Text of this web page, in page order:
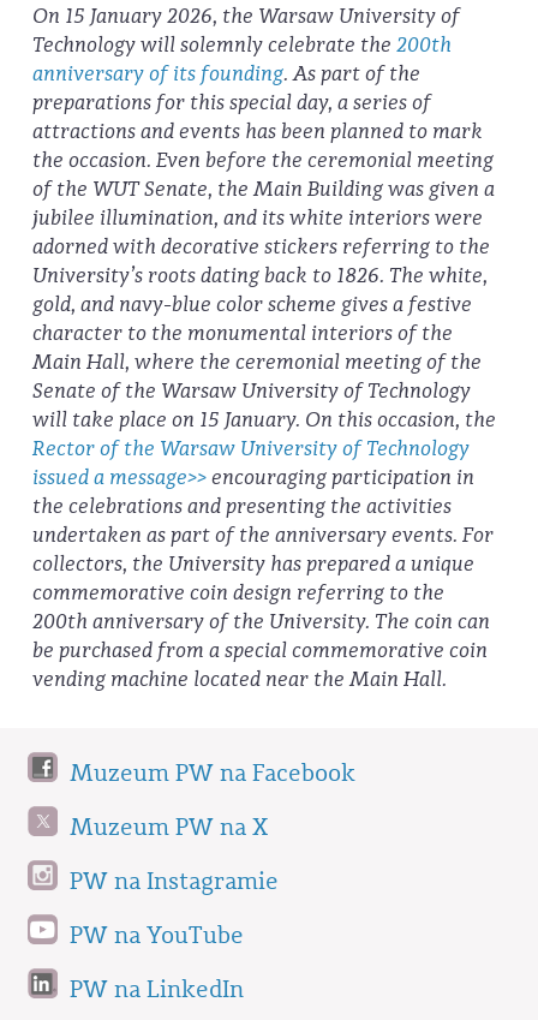
On 15 January 2026, the Warsaw University of
Technology will solemnly celebrate the200th
anniversary of its founding. As part of the
preparations for this special day, a series of
attractions and events has been planned to mark
the occasion. Even before the ceremonial meeting
of the WUT Senate, the Main Building was given a
jubilee illumination, and its white interiors were
adorned with decorative stickers referring to the
University’s roots dating back to 1826. The white,
gold, and navy-blue color scheme gives a festive
character to the monumental interiors of the
Main Hall, where the ceremonial meeting of the
Senate of the Warsaw University of Technology
will take place on 15 January. On this occasion, the
Rector of the Warsaw University of Technology
issued a message>>encouraging participation in
the celebrations and presenting the activities
undertaken as part of the anniversary events. For
collectors, the University has prepared a unique
commemorative coin design referring to the
200th anniversary of the University. The coin can
be purchased from a special commemorative coin
vending machine located near the Main Hall.
Muzeum PW na Facebook
Muzeum PW na X
PW na Instagramie
PW na YouTube
PW na LinkedIn